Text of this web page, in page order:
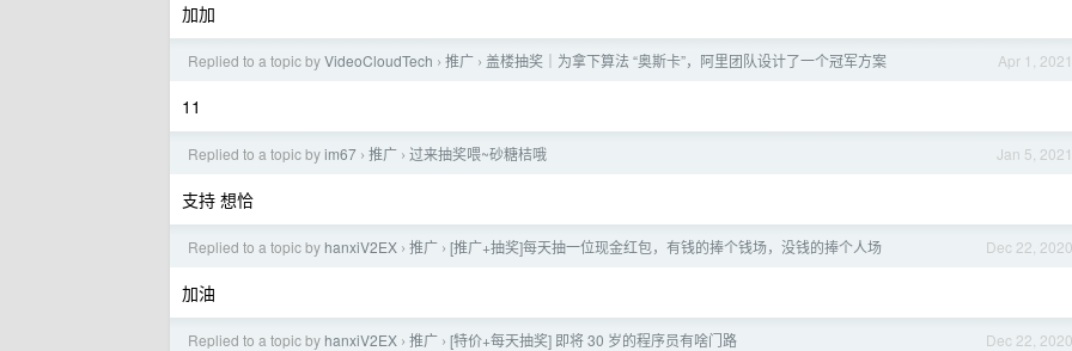
加加
Apr 1, 2021
Replied to a topic byVideoCloudTech › 推广 › 盖楼抽奖｜为拿下算法 “奥斯卡”，阿里团队设计了一个冠军方案
11
Jan 5, 2021
Replied to a topic byim67 › 推广 › 过来抽奖喂~砂糖桔哦
支持 想恰
Dec 22, 2020
Replied to a topic by hanxiV2EX › 推广 › [推广+抽奖]每天抽一位现金红包，有钱的捧个钱场，没钱的捧个人场
加油
Dec 22, 2020
Replied to a topic by hanxiV2EX › 推广 › [特价+每天抽奖] 即将 30 岁的程序员有啥门路